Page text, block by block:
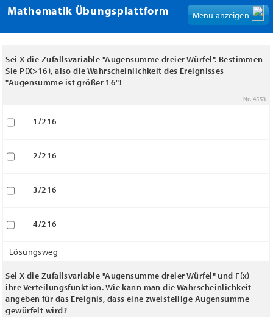
Mathematik Übungsplattform Menü anzeigen
Sei X die Zufallsvariable "Augensumme dreier Würfel". Bestimmen
Sie P(X>16), also die Wahrscheinlichkeit des Ereignisses
"Augensumme ist größer 16"!
Nr. 4553
1/216
2/216
3/216
4/216
Lösungsweg
Sei X die Zufallsvariable "Augensumme dreier Würfel" und F(x)
ihre Verteilungsfunktion. Wie kann man die Wahrscheinlichkeit
angeben für das Ereignis, dass eine zweistellige Augensumme
gewürfelt wird?